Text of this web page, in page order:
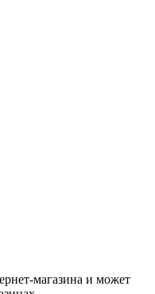
магазина и может